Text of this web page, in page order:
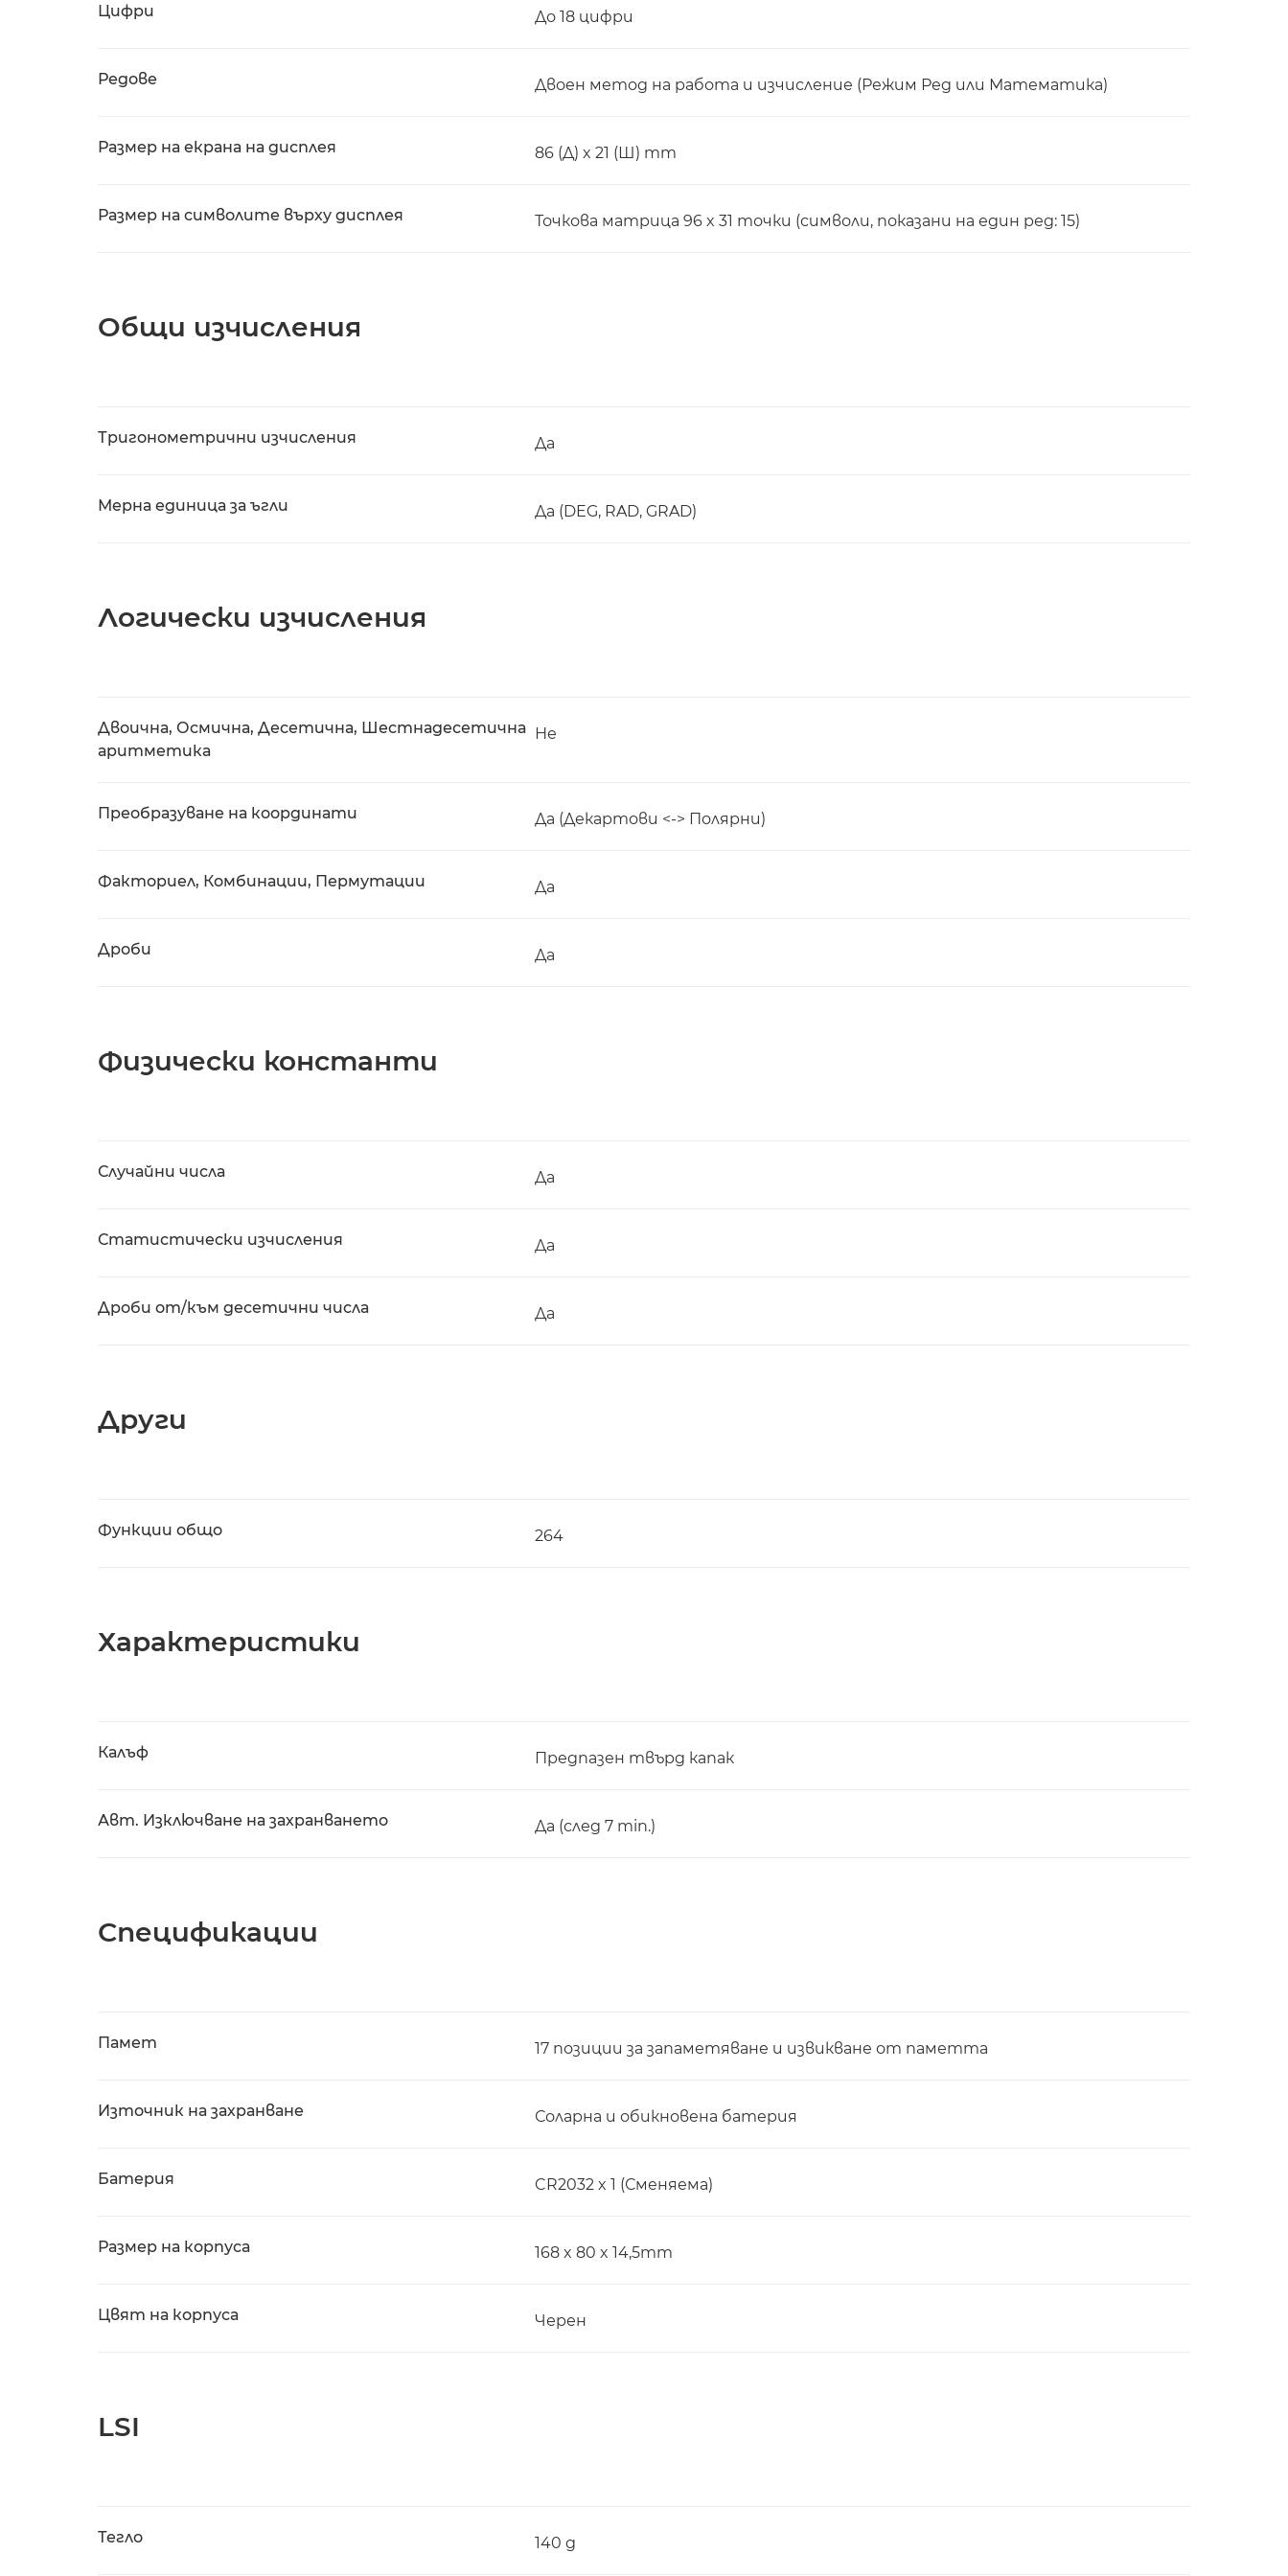
Цифри До 18 цифри
Редове Двоен метод на работа и изчисление (Режим Ред или Математика)
Размер на екрана на дисплея 86 (Д) x 21 (Ш) mm
Размер на символите върху дисплея Точкова матрица 96 x 31 точки (символи, показани на един ред: 15)
Общи изчисления
Тригонометрични изчисления Да
Мерна единица за ъгли Да (DEG, RAD, GRAD)
Логически изчисления
Двоична, Осмична, Десетична, Шестнадесетична
аритметика
Не
Преобразуване на координати Да (Декартови <-> Полярни)
Факториел, Комбинации, Пермутации Да
Дроби Да
Физически константи
Случайни числа Да
Статистически изчисления Да
Дроби от/към десетични числа Да
Други
Функции общо 264
Характеристики
Калъф Предпазен твърд капак
Авт. Изключване на захранването Да (след 7 min.)
Спецификации
Памет 17 позиции за запаметяване и извикване от паметта
Източник на захранване Соларна и обикновена батерия
Батерия CR2032 x 1 (Сменяема)
Размер на корпуса 168 x 80 x 14,5mm
Цвят на корпуса Черен
LSI
Тегло 140 g